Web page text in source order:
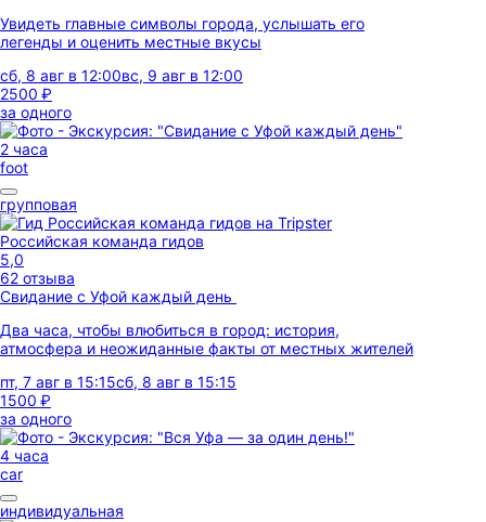
Увидеть главные символы города, услышать его
легенды и оценить местные вкусы
сб, 8 авг в 12:00вс, 9 авг в 12:00
2500 ₽
за одного
2 часа
foot
групповая
Российская команда гидов
5,0
62 отзыва
Свидание с Уфой каждый день
Два часа, чтобы влюбиться в город: история,
атмосфера и неожиданные факты от местных жителей
пт, 7 авг в 15:15сб, 8 авг в 15:15
1500 ₽
за одного
4 часа
car
индивидуальная